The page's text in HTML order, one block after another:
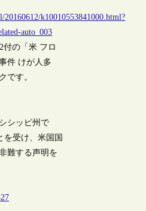
k10010553841000.html?
auto_003
付の「米 フロ
件 けが人多
です。
シッピ州で
を受け、米国国
難する声明を